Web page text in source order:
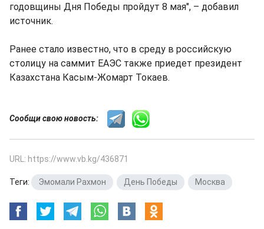
годовщины Дня Победы пройдут 8 мая", – добавил
источник.
Ранее стало известно, что в среду в российскую
столицу на саммит ЕАЭС также приедет президент
Казахстана Касым-Жомарт Токаев.
Сообщи свою новость:
URL: https://www.vb.kg/436871
Теги: Эмомали Рахмон День Победы Москва